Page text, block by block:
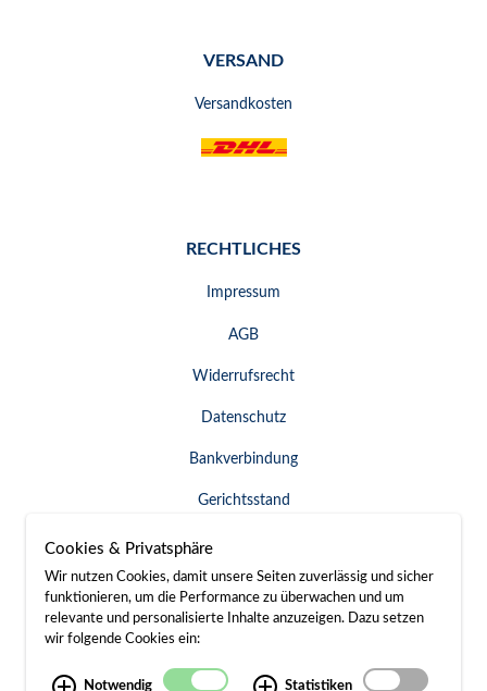
VERSAND
Versandkosten
RECHTLICHES
Impressum
AGB
Widerrufsrecht
Datenschutz
Bankverbindung
Gerichtsstand
Widerruf erklären
SERVICE & KONTAKT
Besuch / Anfahrt
Cookies & Privatsphäre
Wir nutzen Cookies, damit unsere Seiten zuverlässig und sicher
funktionieren, um die Performance zu überwachen und um
relevante und personalisierte Inhalte anzuzeigen. Dazu setzen
wir folgende Cookies ein:
Notwendig Statistiken